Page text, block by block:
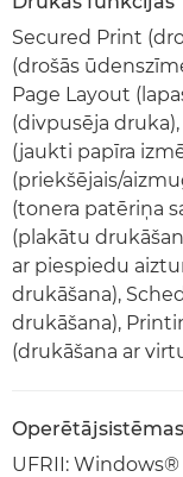
Secured Print
(drošās
Page Layout
(divpusēja
(jaukti papīra
(priekšējais/
(tonera patēriņa
(plakātu
ar piespiedu
drukāšana),
drukāšana),
(drukāšana ar
Operētājsistēmas
UFRII: Windows®